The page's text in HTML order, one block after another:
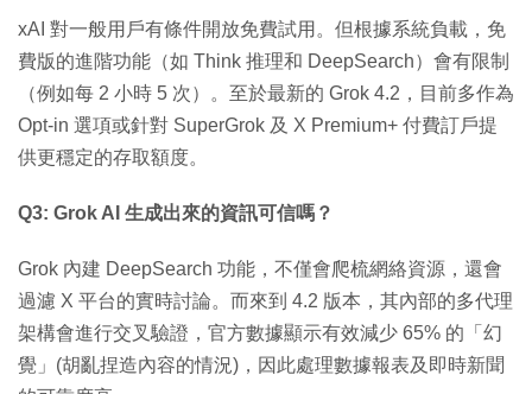
xAI 對一般用戶有條件開放免費試用。但根據系統負載，免
費版的進階功能（如 Think 推理和 DeepSearch）會有限制
（例如每 2 小時 5 次）。至於最新的 Grok 4.2，目前多作為
Opt-in 選項或針對 SuperGrok 及 X Premium+ 付費訂戶提
供更穩定的存取額度。
Q3: Grok AI 生成出來的資訊可信嗎？
Grok 內建 DeepSearch 功能，不僅會爬梳網絡資源，還會
過濾 X 平台的實時討論。而來到 4.2 版本，其內部的多代理
架構會進行交叉驗證，官方數據顯示有效減少 65% 的「幻
覺」(胡亂捏造內容的情況)，因此處理數據報表及即時新聞